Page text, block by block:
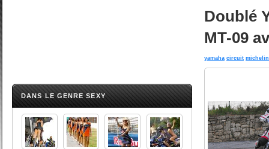
DANS LE GENRE SEXY
Doublé
MT-09
yamaha circuit michelin